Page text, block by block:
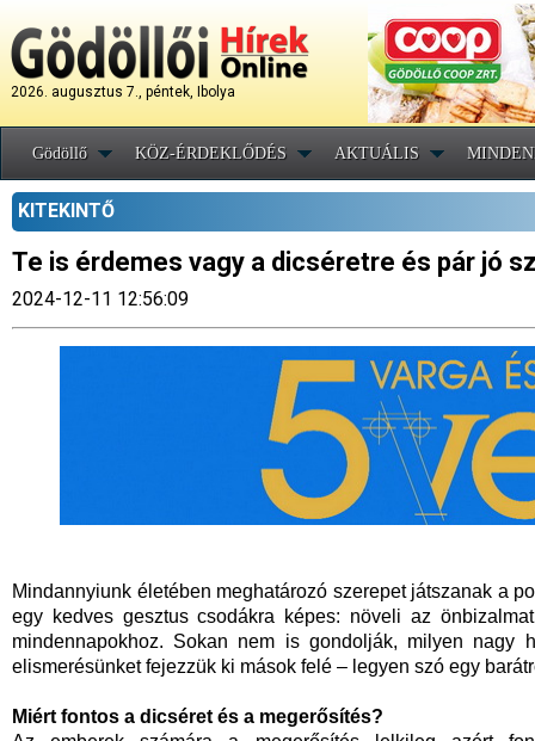
2026. augusztus 7., péntek, Ibolya
Gödöllő KÖZ-ÉRDEKLŐDÉS AKTUÁLIS
KITEKINTŐ
Te is érdemes vagy a dicséretre és pár jó
2024-12-11 12:56:09
Mindannyiunk életében meghatározó szerepet játszanak a
egy kedves gesztus csodákra képes: növeli az
mindennapokhoz. Sokan nem is gondolják, milyen nagy
elismerésünket fejezzük ki mások felé – legyen szó egy
Miért fontos a dicséret és a megerősítés?